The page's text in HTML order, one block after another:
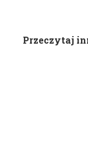
Przeczytaj